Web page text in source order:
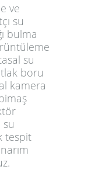
ve
su
bulma
su
boru
kamera
su
tespit